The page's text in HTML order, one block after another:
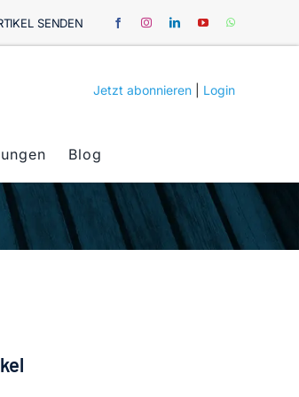
SENDEN
Jetzt abonnieren Login
Blog